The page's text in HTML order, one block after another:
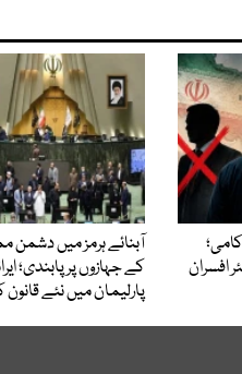
نے 2 سینئر افسران
آبنائے ہرمز میں دشمن
کے جہازوں پر پابندی؛
پارلیمان میں نئے قانون